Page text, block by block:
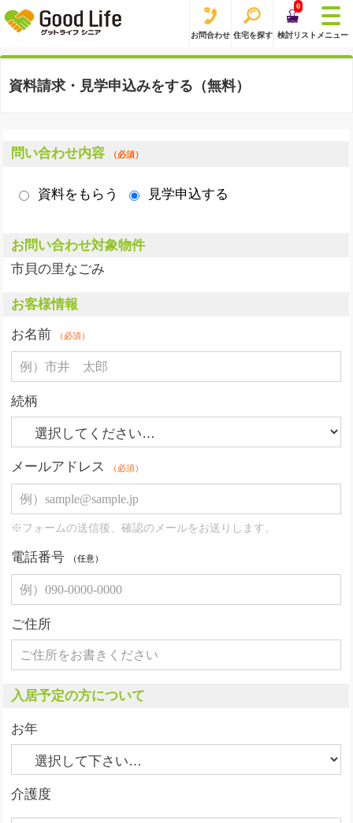
お問合わせ 住宅を探す
0
検討リスト メニュー
資料請求・見学申込みをする（無料）
問い合わせ内容 （必須）
資料をもらう 見学申込する
お問い合わせ対象物件
市貝の里なごみ
お客様情報
お名前
（必須）
続柄
メールアドレス （必須）
※フォームの送信後、確認のメールをお送りします。
電話番号 （任意）
ご住所
入居予定の方について
お年
介護度